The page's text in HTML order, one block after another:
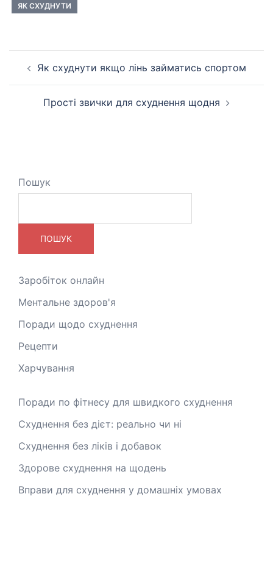
ЯК СХУДНУТИ
Навігація
по
запису
Як схуднути якщо лінь займатись спортом
Прості звички для схуднення щодня
Пошук
ПОШУК
Заробіток онлайн
Ментальне здоров'я
Поради щодо схуднення
Рецепти
Харчування
Поради по фітнесу для швидкого схуднення
Схуднення без дієт: реально чи ні
Схуднення без ліків і добавок
Здорове схуднення на щодень
Вправи для схуднення у домашніх умовах